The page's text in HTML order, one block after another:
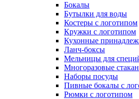
Бокалы
Бутылки для воды
Костеры с логотипом
Кружки с логотипом
Кухонные
Ланч-боксы
Мельницы для
Многоразовые
Наборы посуды
Пивные бокалы с
Рюмки с логотипом